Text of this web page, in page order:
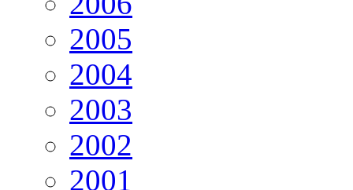
2005
2004
2003
2002
2001